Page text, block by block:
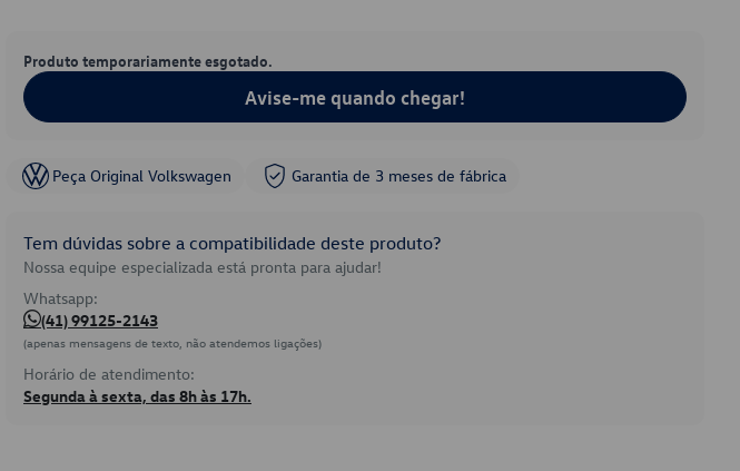
Produto temporariamente esgotado.
Avise-me quando chegar!
Peça Original Volkswagen Garantia de 3 meses de fábrica
Tem dúvidas sobre a compatibilidade deste produto?
Nossa equipe especializada está pronta para ajudar!
Whatsapp:
(41) 99125-2143
(apenas mensagens de texto, não atendemos ligações)
Horário de atendimento:
Segunda à sexta, das 8h às 17h.